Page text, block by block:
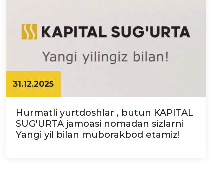
31.12.2025
Hurmatli yurtdoshlar , butun KAPITAL
SUG'URTA jamoasi nomadan sizlarni
Yangi yil bilan muborakbod etamiz!